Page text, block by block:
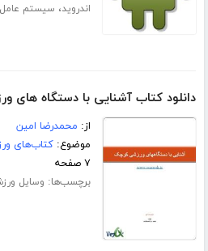
اندروید، سیستم عامل
دانلود کتاب آشنایی با دستگاه های
از: محمدرضا امین
موضوع:کتاب‌های
۷ صفحه
برچسب‌ها: وسایل